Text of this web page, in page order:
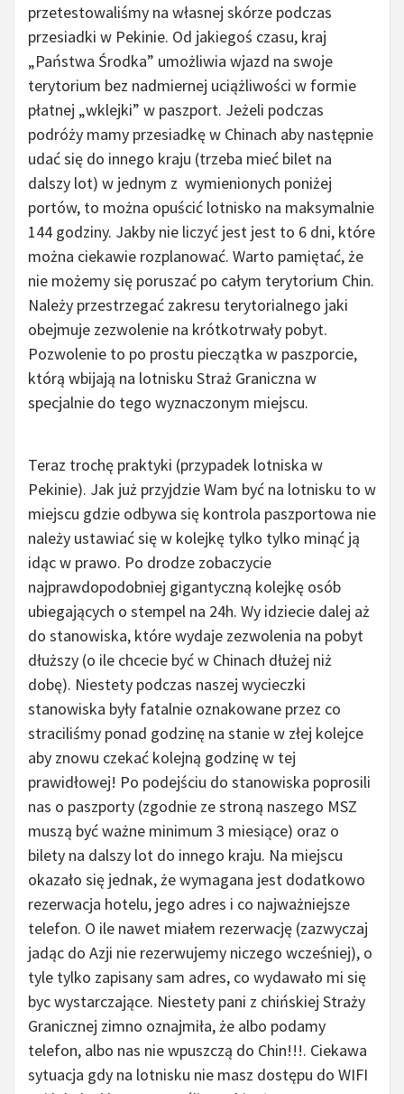
przetestowaliśmy na własnej skórze podczas
przesiadki w Pekinie. Od jakiegoś czasu, kraj
„Państwa Środka” umożliwia wjazd na swoje
terytorium bez nadmiernej uciążliwości w formie
płatnej „wklejki” w paszport. Jeżeli podczas
podróży mamy przesiadkę w Chinach aby następnie
udać się do innego kraju (trzeba mieć bilet na
dalszy lot) w jednym z wymienionych poniżej
portów, to można opuścić lotnisko na maksymalnie
144 godziny. Jakby nie liczyć jest jest to 6 dni, które
można ciekawie rozplanować. Warto pamiętać, że
nie możemy się poruszać po całym terytorium Chin.
Należy przestrzegać zakresu terytorialnego jaki
obejmuje zezwolenie na krótkotrwały pobyt.
Pozwolenie to po prostu pieczątka w paszporcie,
którą wbijają na lotnisku Straż Graniczna w
specjalnie do tego wyznaczonym miejscu.
Teraz trochę praktyki (przypadek lotniska w
Pekinie). Jak już przyjdzie Wam być na lotnisku to w
miejscu gdzie odbywa się kontrola paszportowa nie
należy ustawiać się w kolejkę tylko tylko minąć ją
idąc w prawo. Po drodze zobaczycie
najprawdopodobniej gigantyczną kolejkę osób
ubiegających o stempel na 24h. Wy idziecie dalej aż
do stanowiska, które wydaje zezwolenia na pobyt
dłuższy (o ile chcecie być w Chinach dłużej niż
dobę). Niestety podczas naszej wycieczki
stanowiska były fatalnie oznakowane przez co
straciliśmy ponad godzinę na stanie w złej kolejce
aby znowu czekać kolejną godzinę w tej
prawidłowej! Po podejściu do stanowiska poprosili
nas o paszporty (zgodnie ze stroną naszego MSZ
muszą być ważne minimum 3 miesiące) oraz o
bilety na dalszy lot do innego kraju. Na miejscu
okazało się jednak, że wymagana jest dodatkowo
rezerwacja hotelu, jego adres i co najważniejsze
telefon. O ile nawet miałem rezerwację (zazwyczaj
jadąc do Azji nie rezerwujemy niczego wcześniej), o
tyle tylko zapisany sam adres, co wydawało mi się
byc wystarczające. Niestety pani z chińskiej Straży
Granicznej zimno oznajmiła, że albo podamy
telefon, albo nas nie wpuszczą do Chin!!!. Ciekawa
sytuacja gdy na lotnisku nie masz dostępu do WIFI